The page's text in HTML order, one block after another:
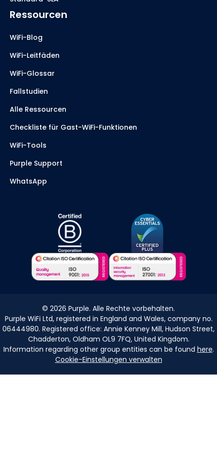
Ressourcen
WiFi-Blog
WiFi-Leitfäden
WiFi-Glossar
Fallstudien
Alle Ressourcen
Checkliste für Gast-WiFi-Funktionen
WiFi-Tools
Purple Support
WhatsApp
© 2026 Purple. Alle Rechte vorbehalten.
Purple WiFi Ltd, registered in England and Wales, company no.
06444980. Registered office: Annie Kenney Mill, Hudson Street,
Chadderton, Oldham OL9 7FQ, United Kingdom.
Information regarding other group entities can be found here.
Cookie-Einstellungen verwalten